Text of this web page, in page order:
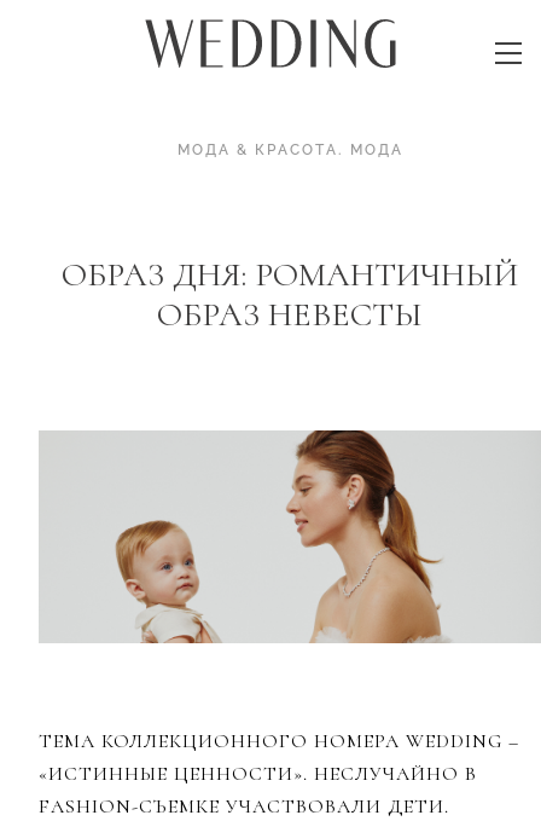
МОДА & КРАСОТА. МОДА
ОБРАЗ ДНЯ: РОМАНТИЧНЫЙ
ОБРАЗ НЕВЕСТЫ
ТЕМА КОЛЛЕКЦИОННОГО НОМЕРА WEDDING –
«ИСТИННЫЕ ЦЕННОСТИ». НЕСЛУЧАЙНО В
FASHION-СЪЕМКЕ УЧАСТВОВАЛИ ДЕТИ.